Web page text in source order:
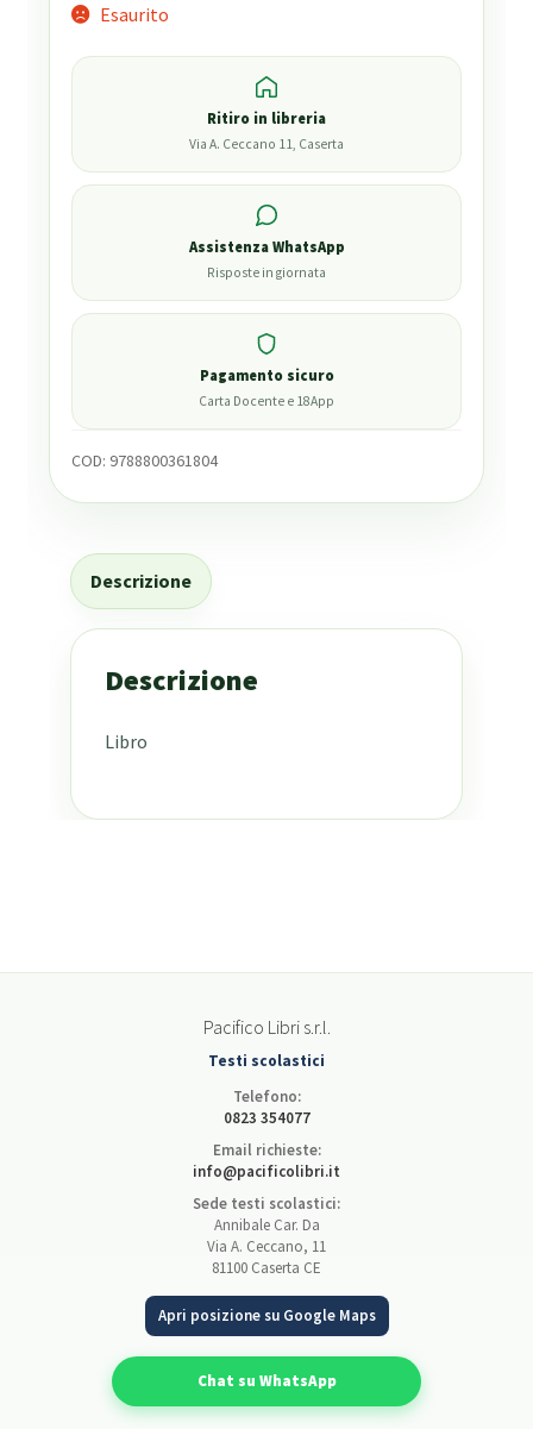
Esaurito
Ritiro in libreria
Via A. Ceccano 11, Caserta
Assistenza WhatsApp
Risposte in giornata
Pagamento sicuro
Carta Docente e 18App
COD: 9788800361804
Descrizione
Descrizione
Libro
Pacifico Libri s.r.l.
Testi scolastici
Telefono:
0823 354077
Email richieste:
info@pacificolibri.it
Sede testi scolastici:
Annibale Car. Da
Via A. Ceccano, 11
81100 Caserta CE
Apri posizione su Google Maps
Chat su WhatsApp